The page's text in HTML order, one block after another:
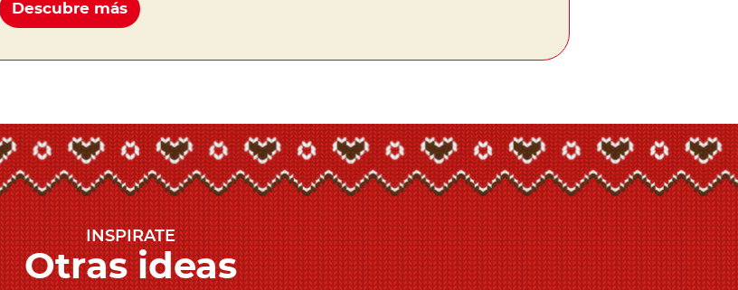
Descubre más
INSPIRATE
Otras ideas